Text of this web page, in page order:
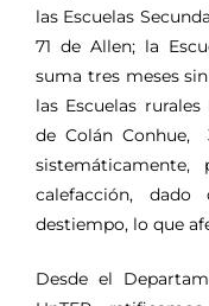
las Escuelas
71 de Allen; la
suma tres meses
las Escuelas
de Colán Conhue,
sistemáticamente,
calefacción,
destiempo, lo que
Desde el